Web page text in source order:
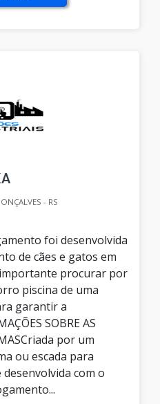
- RS
foi desenvolvida
de cães e gatos em
importante procurar por
piscina de uma
garantir a
SOBRE AS
por um
ou escada para
com o